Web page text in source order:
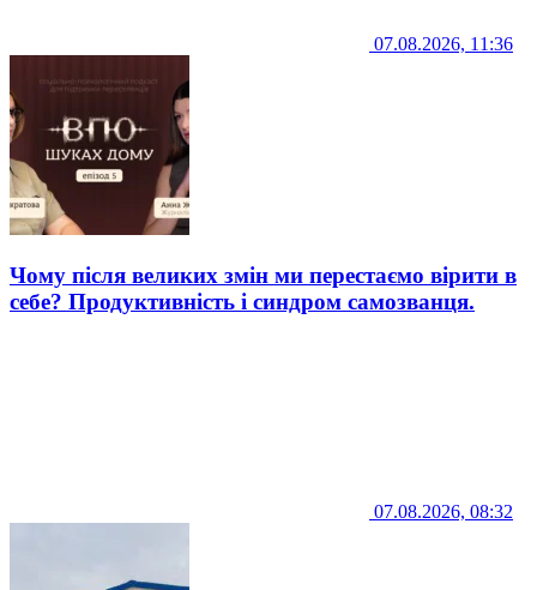
07.08.2026, 11:36
Чому після великих змін ми перестаємо вірити в
себе? Продуктивність і синдром самозванця.
07.08.2026, 08:32